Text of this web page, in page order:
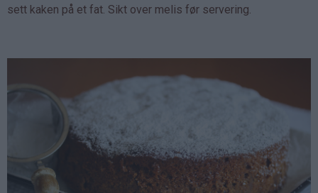
sett kaken på et fat. Sikt over melis før servering.